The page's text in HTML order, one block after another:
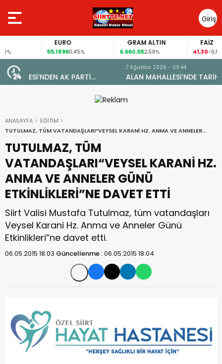
Giriş
Yap
EURO
55,18960,45%
GRAM ALTIN
6.660,552,59% 41,30-0,55%
ALAN MAHALLESİ’NDE TARİHİ DÖNÜŞÜM: DOĞAL GAZA
KAVUŞTU, 34 YILLIK TAPU SORUNU ÇÖZÜLDÜ
ANASAYFA
EĞİTİM
TUTULMAZ, TÜM VATANDAŞLARI“VEYSEL KARANİ HZ. ANMA VE ANNELER
GÜNÜ ETKİNLİKLERİ”NE DAVET ETTİ
TUTULMAZ, TÜM
VATANDAŞLARI“VEYSEL KARANİ HZ.
ANMA VE ANNELER GÜNÜ
ETKİNLİKLERİ”NE DAVET ETTİ
Siirt Valisi Mustafa Tutulmaz, tüm vatandaşları
Veysel Karani Hz. Anma ve Anneler Günü
Etkinlikleri”ne davet etti.
06.05.2015 18:03 Güncellenme :06.05.2015 18:04